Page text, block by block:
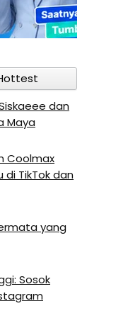
dan
Maya
Coolmax
di TikTok dan
yang
Sosok